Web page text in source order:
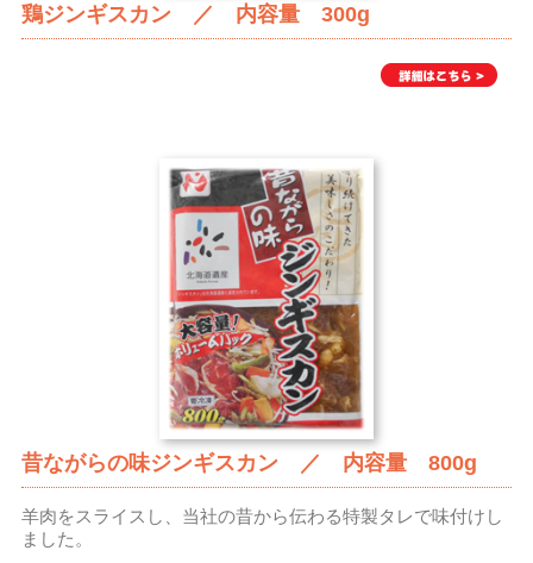
鶏ジンギスカン ／ 内容量 300g
昔ながらの味ジンギスカン ／ 内容量 800g
羊肉をスライスし、当社の昔から伝わる特製タレで味付けし
ました。